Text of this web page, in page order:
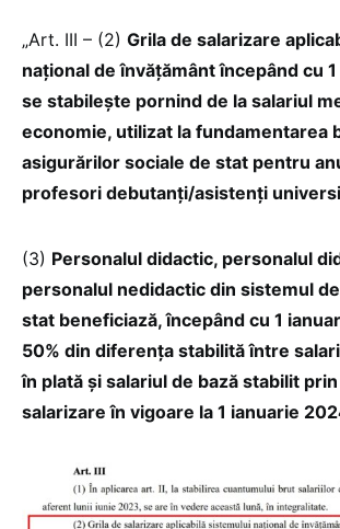
„Art. III – (2) Grila de salarizare
național de învățământ începând cu
se stabilește pornind de la salariul
economie, utilizat la fundamentarea
asigurărilor sociale de stat pentru
profesori debutanți/asistenți
(3) Personalul didactic, personalul
personalul nedidactic din sistemul
stat beneficiază, începând cu 1
50% din diferența stabilită între
în plată și salariul de bază stabilit
salarizare în vigoare la 1 ianuarie